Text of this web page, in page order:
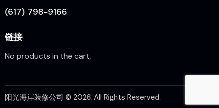
(617) 798-9166
链接
No products in the cart.
阳光海岸装修公司 © 2026. All Rights Reserved.